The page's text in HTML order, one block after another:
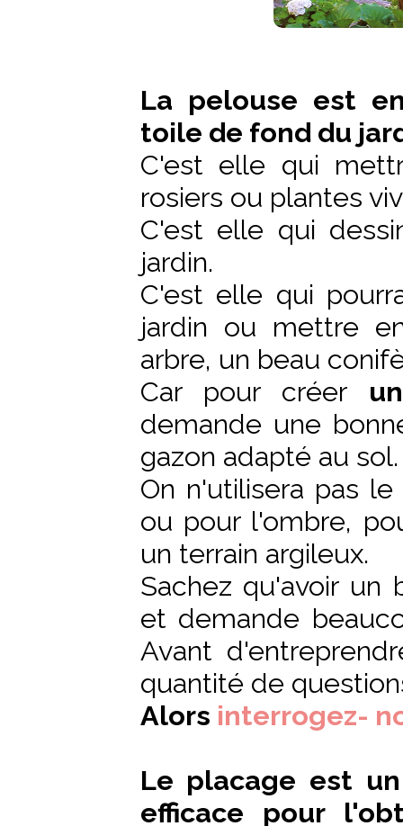
La pelouse est
toile de fond du
C'est elle qui
rosiers ou plantes
C'est elle qui
jardin.
C'est elle qui
jardin ou mettre
arbre, un beau
Car pour créer
demande une
gazon adapté au sol.
On n'utilisera pas
ou pour l'ombre,
un terrain argileux.
Sachez qu'avoir un
et demande
Avant
quantité de
Alors interrogez-
Le placage est
efficace pour